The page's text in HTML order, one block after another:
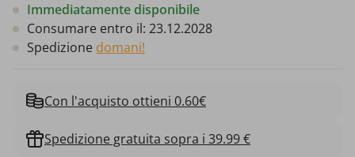
Immediatamente disponibile
Consumare entro il: 23.12.2028
Spedizione domani!
Con l'acquisto ottieni 0.60€
Spedizione gratuita sopra i 39.99 €